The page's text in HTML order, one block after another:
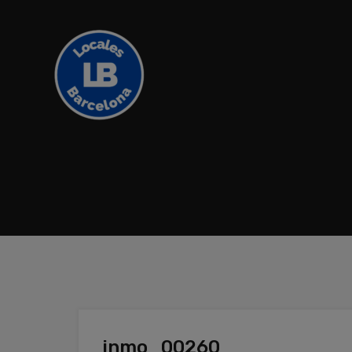
inmo_00260